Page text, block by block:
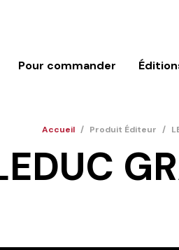
Pour commander
Accueil / Produit Éditeur /